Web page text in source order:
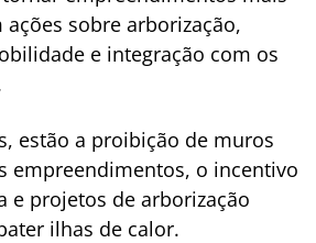
sobre arborização,
e integração com os
estão a proibição de muros
empreendimentos, o incentivo
e projetos de arborização
ilhas de calor.